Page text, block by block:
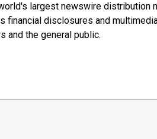
largest newswire distribution
disclosures and
and the general public.